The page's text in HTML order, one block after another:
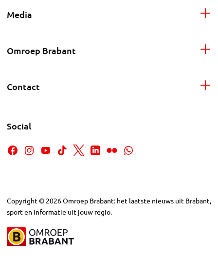
Media
Omroep Brabant
Contact
Social
Copyright © 2026Omroep Brabant: het laatste nieuws uit Brabant,
sport en informatie uit jouw regio.